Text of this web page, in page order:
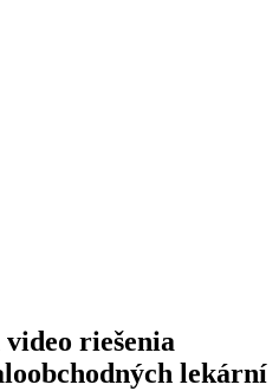
riešenia
lekární